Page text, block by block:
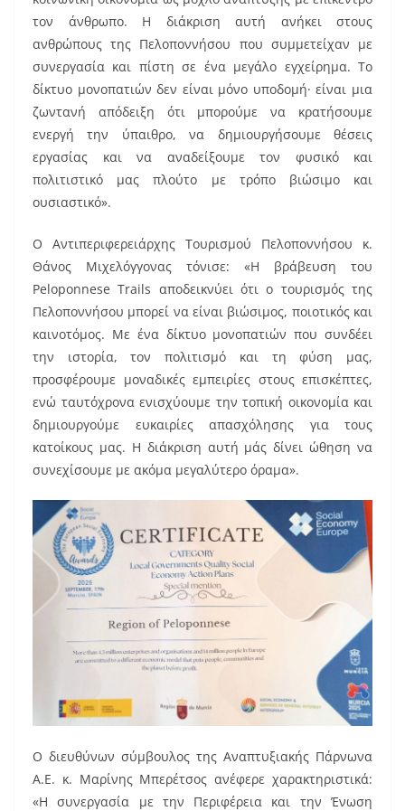
τον άνθρωπο. Η διάκριση αυτή ανήκει στους
ανθρώπους της Πελοποννήσου που συμμετείχαν με
συνεργασία και πίστη σε ένα μεγάλο εγχείρημα. Το
δίκτυο μονοπατιών δεν είναι μόνο υποδομή· είναι μια
ζωντανή απόδειξη ότι μπορούμε να κρατήσουμε
ενεργή την ύπαιθρο, να δημιουργήσουμε θέσεις
εργασίας και να αναδείξουμε τον φυσικό και
πολιτιστικό μας πλούτο με τρόπο βιώσιμο και
ουσιαστικό».
Ο Αντιπεριφερειάρχης Τουρισμού Πελοποννήσου κ.
Θάνος Μιχελόγγονας τόνισε: «Η βράβευση του
Peloponnese Trails αποδεικνύει ότι ο τουρισμός της
Πελοποννήσου μπορεί να είναι βιώσιμος, ποιοτικός και
καινοτόμος. Με ένα δίκτυο μονοπατιών που συνδέει
την ιστορία, τον πολιτισμό και τη φύση μας,
προσφέρουμε μοναδικές εμπειρίες στους επισκέπτες,
ενώ ταυτόχρονα ενισχύουμε την τοπική οικονομία και
δημιουργούμε ευκαιρίες απασχόλησης για τους
κατοίκους μας. Η διάκριση αυτή μάς δίνει ώθηση να
συνεχίσουμε με ακόμα μεγαλύτερο όραμα».
Ο διευθύνων σύμβουλος της Αναπτυξιακής Πάρνωνα
Α.Ε. κ. Μαρίνης Μπερέτσος ανέφερε χαρακτηριστικά:
«Η συνεργασία με την Περιφέρεια και την Ένωση